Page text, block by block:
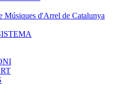
Músiques d'Arrel de Catalunya